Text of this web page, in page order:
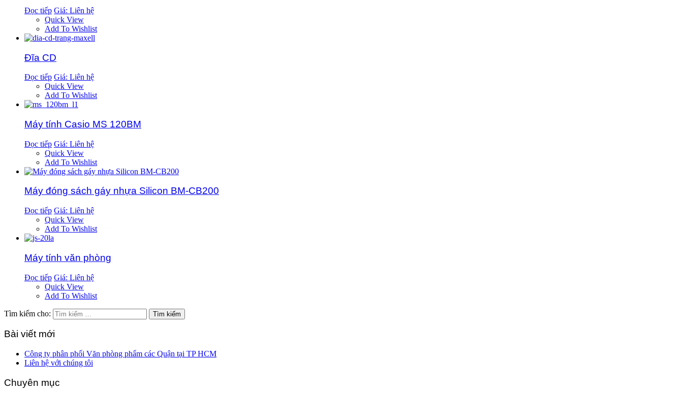
Đọc tiếp Giá: Liên hệ
Quick View
Add To Wishlist
Đĩa CD
Đọc tiếp Giá: Liên hệ
Quick View
Add To Wishlist
Máy tính Casio MS 120BM
Đọc tiếp Giá: Liên hệ
Quick View
Add To Wishlist
Máy đóng sách gáy nhựa Silicon BM-CB200
Đọc tiếp Giá: Liên hệ
Quick View
Add To Wishlist
Máy tính văn phòng
Đọc tiếp Giá: Liên hệ
Quick View
Add To Wishlist
Tìm kiếm cho:
Bài viết mới
Công ty phân phối Văn phòng phẩm các Quận tại TP HCM
Liên hệ với chúng tôi
Chuyên mục